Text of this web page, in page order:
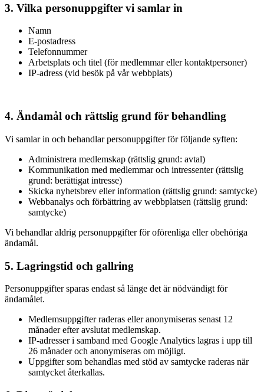
3. Vilka personuppgifter vi samlar in
Namn
E-postadress
Telefonnummer
Arbetsplats och titel (för medlemmar eller kontaktpersoner)
IP-adress (vid besök på vår webbplats)
4. Ändamål och rättslig grund för behandling
Vi samlar in och behandlar personuppgifter för följande syften:
Administrera medlemskap (rättslig grund: avtal)
Kommunikation med medlemmar och intressenter (rättslig
grund: berättigat intresse)
Skicka nyhetsbrev eller information (rättslig grund: samtycke)
Webbanalys och förbättring av webbplatsen (rättslig grund:
samtycke)
Vi behandlar aldrig personuppgifter för oförenliga eller obehöriga
ändamål.
5. Lagringstid och gallring
Personuppgifter sparas endast så länge det är nödvändigt för
ändamålet.
Medlemsuppgifter raderas eller anonymiseras senast 12
månader efter avslutat medlemskap.
IP-adresser i samband med Google Analytics lagras i upp till
26 månader och anonymiseras om möjligt.
Uppgifter som behandlas med stöd av samtycke raderas när
samtycket återkallas.